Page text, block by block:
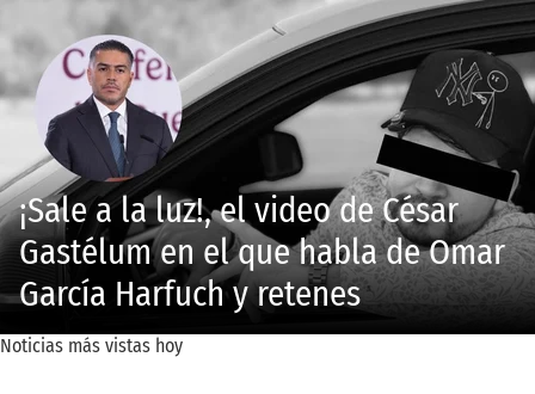
¡Sale a la luz!, el video de César
Gastélum en el que habla de Omar
García Harfuch y retenes
Noticias más vistas hoy